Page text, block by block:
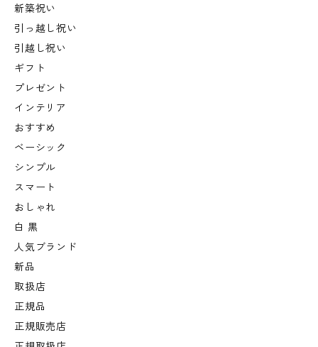
新築祝い
引っ越し祝い
引越し祝い
ギフト
プレゼント
インテリア
おすすめ
ベーシック
シンプル
スマート
おしゃれ
白 黒
人気ブランド
新品
取扱店
正規品
正規販売店